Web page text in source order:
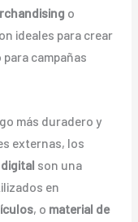
o
ideales para crear
campañas
más duradero y
externas, los
son una
en
, o material de